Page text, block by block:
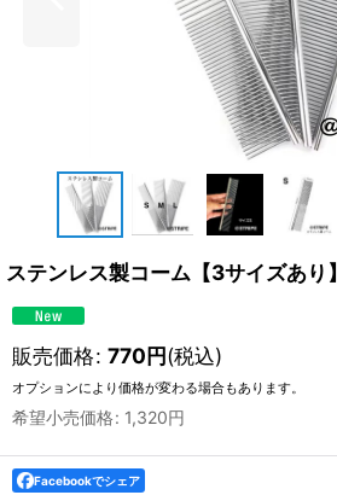
ステンレス製コーム【3サイズあり】
販売価格: 770円(税込)
オプションにより価格が変わる場合もあります。
希望小売価格: 1,320円
Facebookでシェア